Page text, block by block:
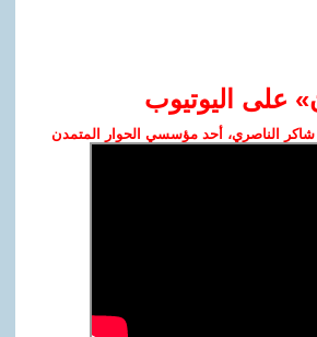
على اليوتيوب
الناصري، أحد مؤسسي الحوار المتمدن